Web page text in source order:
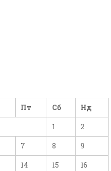
Пт Сб Нд
1 2
7 8 9
14 15 16